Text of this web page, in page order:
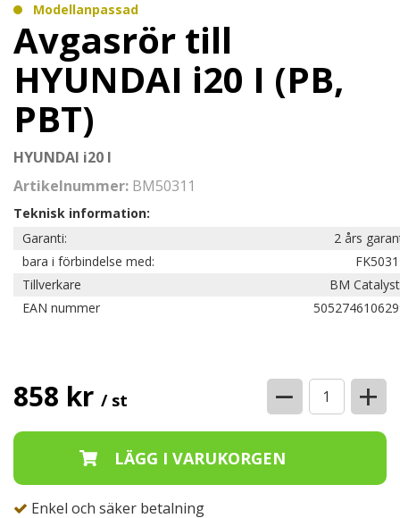
Modellanpassad
Avgasrör till
HYUNDAI i20 I (PB,
PBT)
HYUNDAI i20 I
Artikelnummer: BM50311
Teknisk information:
Garanti:
2 års
bara i förbindelse med:
Tillverkare
BM
EAN nummer
858 kr / st − +
Enkel och säker betalning